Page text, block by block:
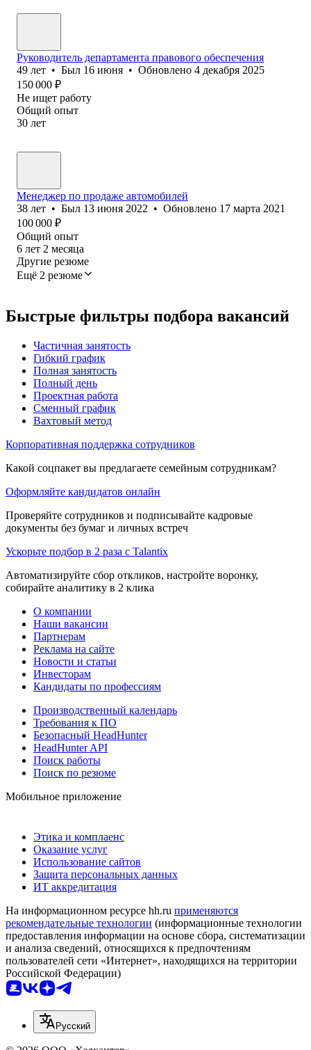
Руководитель департамента правового обеспечения
49 лет • Был 16 июня • Обновлено 4 декабря 2025
150 000 ₽
Не ищет работу
Общий опыт
30 лет
Менеджер по продаже автомобилей
38 лет • Был 13 июня 2022 • Обновлено 17 марта 2021
100 000 ₽
Общий опыт
6 лет 2 месяца
Другие резюме
Ещё 2 резюме
Быстрые фильтры подбора вакансий
Частичная занятость
Гибкий график
Полная занятость
Полный день
Проектная работа
Сменный график
Вахтовый метод
Корпоративная поддержка сотрудников
Какой соцпакет вы предлагаете семейным сотрудникам?
Оформляйте кандидатов онлайн
Проверяйте сотрудников и подписывайте кадровые
документы без бумаг и личных встреч
Ускорьте подбор в 2 раза с Talantix
Автоматизируйте сбор откликов, настройте воронку,
собирайте аналитику в 2 клика
О компании
Наши вакансии
Партнерам
Реклама на сайте
Новости и статьи
Инвесторам
Кандидаты по профессиям
Производственный календарь
Требования к ПО
Безопасный HeadHunter
HeadHunter API
Поиск работы
Поиск по резюме
Мобильное приложение
Этика и комплаенс
Оказание услуг
Использование сайтов
Защита персональных данных
ИТ аккредитация
На информационном ресурсе hh.ru применяются
рекомендательные технологии (информационные технологии
предоставления информации на основе сбора, систематизации
и анализа сведений, относящихся к предпочтениям
пользователей сети «Интернет», находящихся на территории
Российской Федерации)
Русский